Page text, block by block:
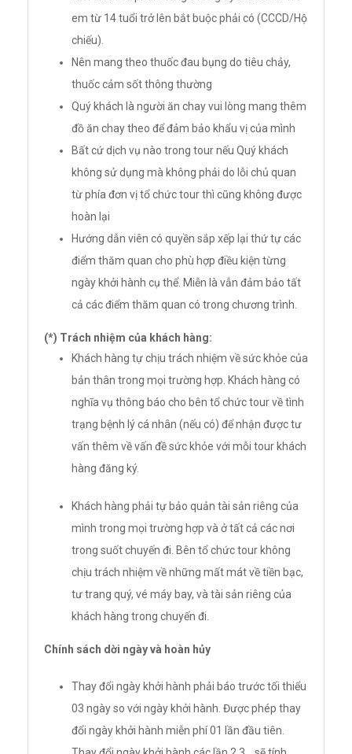
em từ 14 tuổi trở lên bắt buộc phải có (CCCD/Hộ
chiếu).
Nên mang theo thuốc đau bụng do tiêu chảy,
thuốc cảm sốt thông thường
Quý khách là người ăn chay vui lòng mang thêm
đồ ăn chay theo để đảm bảo khẩu vị của mình
Bất cứ dịch vụ nào trong tour nếu Quý khách
không sử dụng mà không phải do lỗi chủ quan
từ phía đơn vị tổ chức tour thì cũng không được
hoàn lại
Hướng dẫn viên có quyền sắp xếp lại thứ tự các
điểm thăm quan cho phù hợp điều kiện từng
ngày khởi hành cụ thể. Miễn là vẫn đảm bảo tất
cả các điểm thăm quan có trong chương trình.
(*) Trách nhiệm của khách hàng:
Khách hàng tự chịu trách nhiệm về sức khỏe của
bản thân trong mọi trường hợp. Khách hàng có
nghĩa vụ thông báo cho bên tổ chức tour về tình
trạng bệnh lý cá nhân (nếu có) để nhận được tư
vấn thêm về vấn đề sức khỏe với mỗi tour khách
hàng đăng ký.
Khách hàng phải tự bảo quản tài sản riêng của
mình trong mọi trường hợp và ở tất cả các nơi
trong suốt chuyến đi. Bên tổ chức tour không
chịu trách nhiệm về những mất mát về tiền bạc,
tư trang quý, vé máy bay, và tài sản riêng của
khách hàng trong chuyến đi.
Chính sách dời ngày và hoàn hủy
Thay đổi ngày khởi hành phải báo trước tối thiểu
03 ngày so với ngày khởi hành. Được phép thay
đổi ngày khởi hành miễn phí 01 lần đầu tiên.